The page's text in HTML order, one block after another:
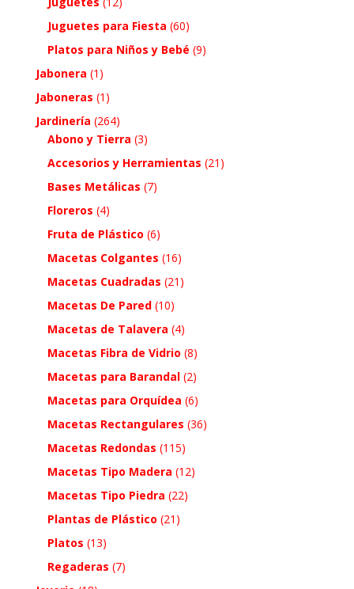
Juguetes para Fiesta (60)
Platos para Niños y Bebé (9)
Jabonera (1)
Jaboneras (1)
Jardinería (264)
Abono y Tierra (3)
Accesorios y Herramientas (21)
Bases Metálicas (7)
Floreros (4)
Fruta de Plástico (6)
Macetas Colgantes (16)
Macetas Cuadradas (21)
Macetas De Pared (10)
Macetas de Talavera (4)
Macetas Fibra de Vidrio (8)
Macetas para Barandal (2)
Macetas para Orquídea (6)
Macetas Rectangulares (36)
Macetas Redondas (115)
Macetas Tipo Madera (12)
Macetas Tipo Piedra (22)
Plantas de Plástico (21)
Platos (13)
Regaderas (7)